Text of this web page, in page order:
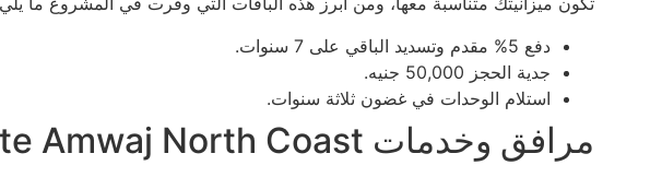
دفع 5% مقدم وتسديد الباقي على 7 سنوات.
جدية الحجز 50,000 جنيه.
استلام الوحدات في غضون ثلاثة سنوات.
مرافق وخدمات Village Rivette Amwaj North Coast